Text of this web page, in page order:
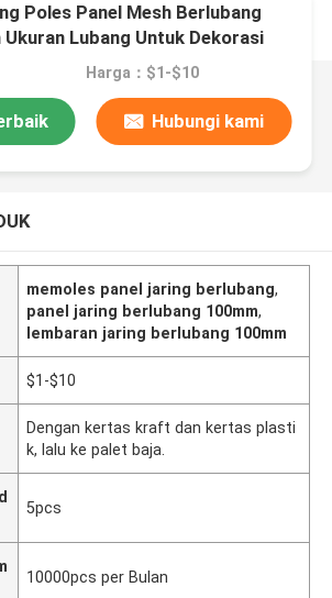
Poles Panel Mesh Berlubang
Lubang Untuk Dekorasi
Harga：$1-$10
Hubungi kami
memoles panel jaring berlubang,
panel jaring berlubang 100mm,
lembaran jaring berlubang 100mm
$1-$10
Dengan kertas kraft dan kertas plasti
k, lalu ke palet baja.
5pcs
10000pcs per Bulan